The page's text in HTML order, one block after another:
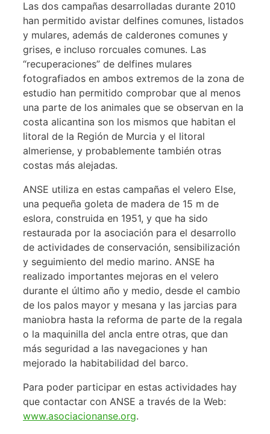
Las dos campañas desarrolladas durante 2010
han permitido avistar delfines comunes, listados
y mulares, además de calderones comunes y
grises, e incluso rorcuales comunes. Las
“recuperaciones” de delfines mulares
fotografiados en ambos extremos de la zona de
estudio han permitido comprobar que al menos
una parte de los animales que se observan en la
costa alicantina son los mismos que habitan el
litoral de la Región de Murcia y el litoral
almeriense, y probablemente también otras
costas más alejadas.
ANSE utiliza en estas campañas el velero Else,
una pequeña goleta de madera de 15 m de
eslora, construida en 1951, y que ha sido
restaurada por la asociación para el desarrollo
de actividades de conservación, sensibilización
y seguimiento del medio marino. ANSE ha
realizado importantes mejoras en el velero
durante el último año y medio, desde el cambio
de los palos mayor y mesana y las jarcias para
maniobra hasta la reforma de parte de la regala
o la maquinilla del ancla entre otras, que dan
más seguridad a las navegaciones y han
mejorado la habitabilidad del barco.
Para poder participar en estas actividades hay
que contactar con ANSE a través de la Web:
www.asociacionanse.org.